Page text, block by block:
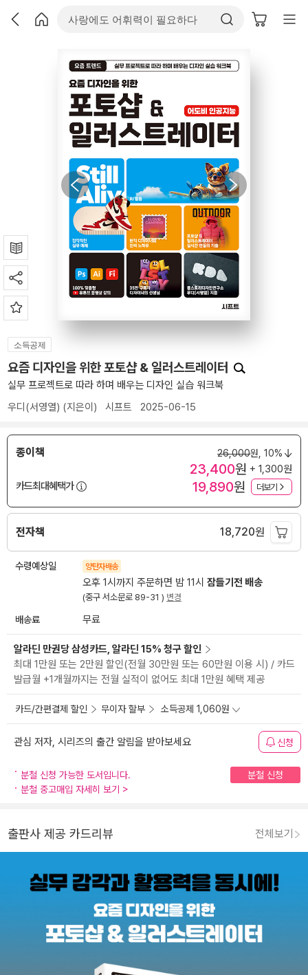
소득공제
요즘 디자인을 위한 포토샵 & 일러스트레이터
실무 프로젝트로 따라 하며 배우는 디자인 실습 워크북
우디(서영열) (지은이) 시프트 2025-06-15
종이책 26,000원, 10%
23,400원 + 1,300원
카드최대혜택가
19,890원 더보기
전자책 18,720원
수령예상일 양탄자배송
오후 1시까지 주문하면 밤 11시 잠들기전 배송
(중구 서소문로 89-31 ) 변경
배송료 무료
알라딘 만권당 삼성카드, 알라딘 15% 청구 할인
최대 1만원 또는 2만원 할인(전월 30만원 또는 60만원 이용 시) / 카드
발급월 +1개월까지는 전월 실적이 없어도 최대 1만원 혜택 제공
카드/간편결제 할인 무이자 할부 소득공제 1,060원
관심 저자, 시리즈의 출간 알림을 받아보세요 신청
분철 신청 가능한 도서입니다.
분철 신청
분철 중고매입 자세히 보기 >
출판사 제공 카드리뷰 전체보기